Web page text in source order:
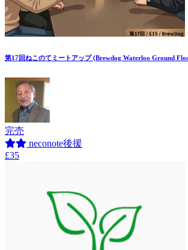
第17回ねこのてミートアップ (Brewdog Waterloo Ground
完売
neconote後援
£35